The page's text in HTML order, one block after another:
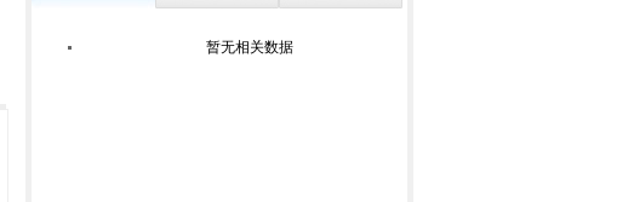
暂无相关数据